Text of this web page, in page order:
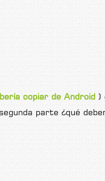
copiar de Android )
parte ¿qué